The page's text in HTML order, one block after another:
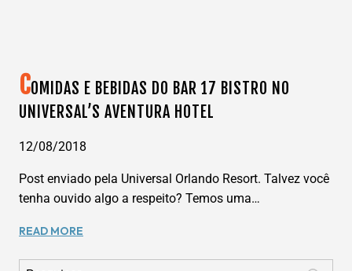
COMIDAS E BEBIDAS DO BAR 17 BISTRO NO
UNIVERSAL’S AVENTURA HOTEL
12/08/2018
Post enviado pela Universal Orlando Resort. Talvez você
tenha ouvido algo a respeito? Temos uma…
READ MORE
BEBIDAS
Pesquisar por: